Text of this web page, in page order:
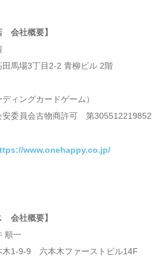
会社概要】
馬場3丁目2-2 青柳ビル 2階
ィングカードゲーム）
安委員会古物商許可 第305512219852
www.onehappy.co.jp/
会社概要】
順一
木1-9-9 六本木ファーストビル14F